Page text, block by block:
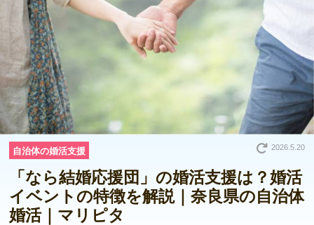
自治体の婚活支援 2026.5.20
「なら結婚応援団」の婚活支援は？婚活
イベントの特徴を解説｜奈良県の自治体
婚活｜マリピタ